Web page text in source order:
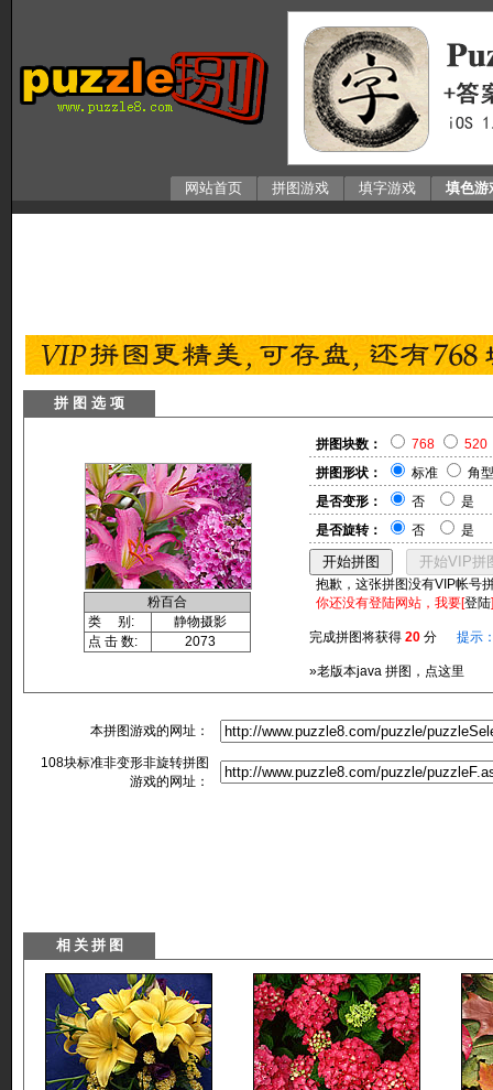
网站首页 拼图游戏 填字游戏 填色游
拼 图 选 项
粉百合
类 别:
静物摄影
点 击 数:
2073
拼图块数： 768
520
拼图形状：
标准
角型
是否变形：
否
是
是否旋转：
否 是
抱歉，这张拼图没有VIP帐号
你还没有登陆网站，我要[登陆
完成拼图将获得 20 分 提示
»老版本java 拼图，点这里
本拼图游戏的网址：
108块标准非变形非旋转拼图
游戏的网址：